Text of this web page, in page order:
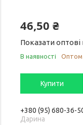
46,50 ₴
Показати оптові
В наявності Оптом
Купити
+380 (95) 680-36-
Дарина